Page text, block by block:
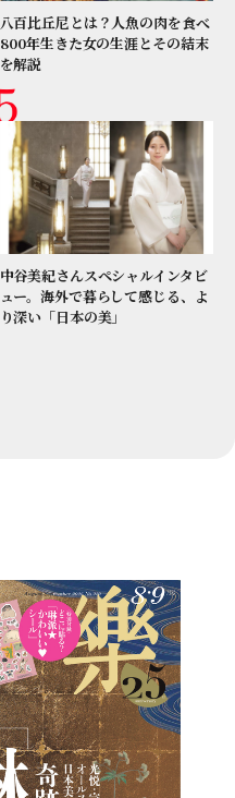
八百比丘尼とは？人魚の肉を食べ
800年生きた女の生涯とその結末
を解説
中谷美紀さんスペシャルインタビ
ュー。海外で暮らして感じる、よ
り深い「日本の美」